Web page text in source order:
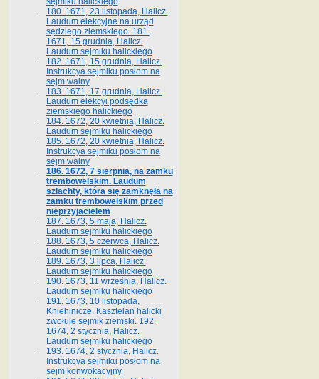
180. 1671, 23 listopada, Halicz.
Laudum elekcyjne na urząd
sędziego ziemskiego. 181.
1671, 15 grudnia, Halicz.
Laudum sejmiku halickiego
182. 1671, 15 grudnia, Halicz.
Instrukcya sejmiku posłom na
sejm walny
183. 1671, 17 grudnia, Halicz.
Laudum elekcyi podsędka
ziemskiego halickiego
184. 1672, 20 kwietnia, Halicz.
Laudum sejmiku halickiego
185. 1672, 20 kwietnia, Halicz.
Instrukcya sejmiku posłom na
sejm walny
186. 1672, 7 sierpnia, na zamku
trembowelskim. Laudum
szlachty, która się zamknęła na
zamku trembowelskim przed
nieprzyjacielem
187. 1673, 5 maja, Halicz.
Laudum sejmiku halickiego
188. 1673, 5 czerwca, Halicz.
Laudum sejmiku halickiego
189. 1673, 3 lipca, Halicz.
Laudum sejmiku halickiego
190. 1673, 11 września, Halicz.
Laudum sejmiku halickiego
191. 1673, 10 listopada,
Kniehinicze. Kasztelan halicki
zwołuje sejmik ziemski. 192.
1674, 2 stycznia, Halicz.
Laudum sejmiku halickiego
193. 1674, 2 stycznia, Halicz.
Instrukcya sejmiku posłom na
sejm konwokacyjny